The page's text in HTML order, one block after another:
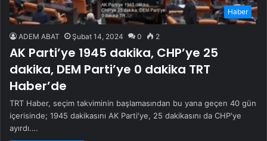
Haber
ADEM ABAT Şubat 14, 2024 0 2
AK Parti’ye 1945 dakika, CHP’ye 25
dakika, DEM Parti’ye 0 dakika TRT
Haber’de
TRT Haber, seçim takviminin başlamasından bu yana geçen 40 gün
içerisinde; 1945 dakikasını AK Parti'ye, 25 dakikasını da CHP'ye
ayırdı.…